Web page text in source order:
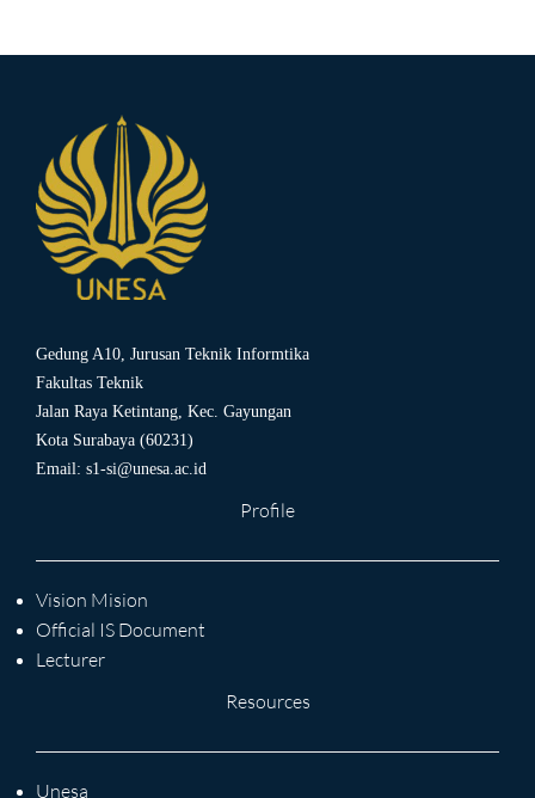
Gedung A10, Jurusan Teknik Informtika
Fakultas Teknik
Jalan Raya Ketintang, Kec. Gayungan
Kota Surabaya (60231)
Email: s1-si@unesa.ac.id
Profile
Vision Mision
Official IS Document
Lecturer
Resources
Unesa